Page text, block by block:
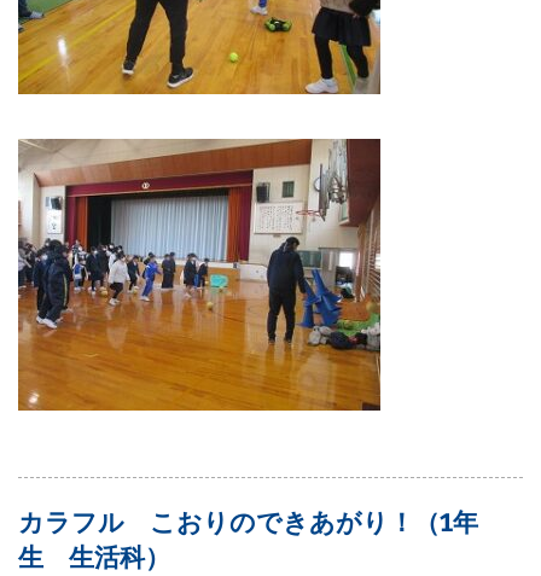
カラフル こおりのできあがり！（1年
生 生活科）